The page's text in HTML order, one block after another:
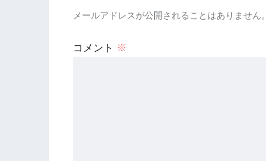
メールアドレスが公開されることはありません。
コメント ※